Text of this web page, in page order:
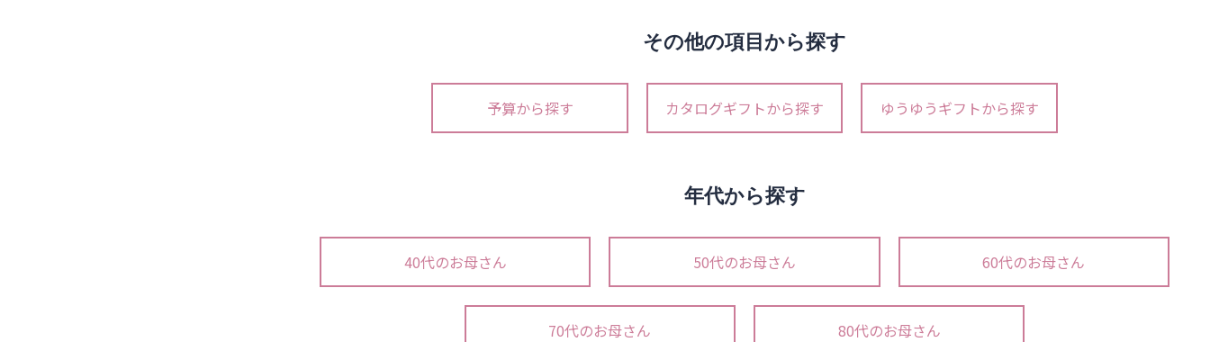
その他の項目から探す
予算から探す カタログギフトから探す ゆうゆうギフトから探す
年代から探す
40代のお母さん 50代のお母さん 60代のお母さん
70代のお母さん 80代のお母さん